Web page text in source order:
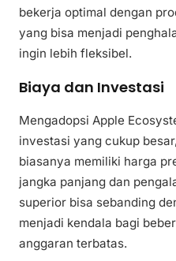
bekerja optimal dengan
yang bisa menjadi
ingin lebih fleksibel.
Biaya dan Investasi
Mengadopsi Apple
investasi yang cukup
biasanya memiliki harga
jangka panjang dan
superior bisa sebanding
menjadi kendala bagi
anggaran terbatas.